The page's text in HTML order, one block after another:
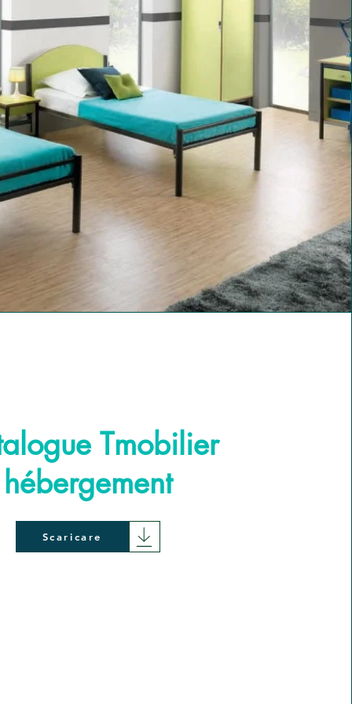
Tmobilier
hébergement
Scaricare